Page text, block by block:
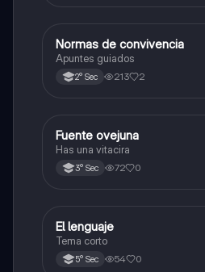
Castellano
Normas de convivencia
Apuntes guiados
2° Sec 213 2
Castellano
Fuente ovejuna
Has una vitacira
3° Sec 72 0
Castellano
El lenguaje
Tema corto
5° Sec 54 0